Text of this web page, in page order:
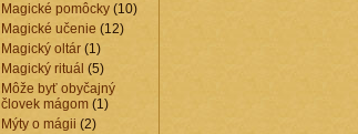
Magické pomôcky (10)
Magické učenie (12)
Magický oltár (1)
Magický rituál (5)
Môže byť obyčajný
človek mágom (1)
Mýty o mágii (2)